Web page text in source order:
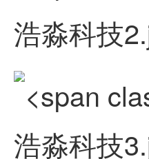
浩淼科技
浩淼科技